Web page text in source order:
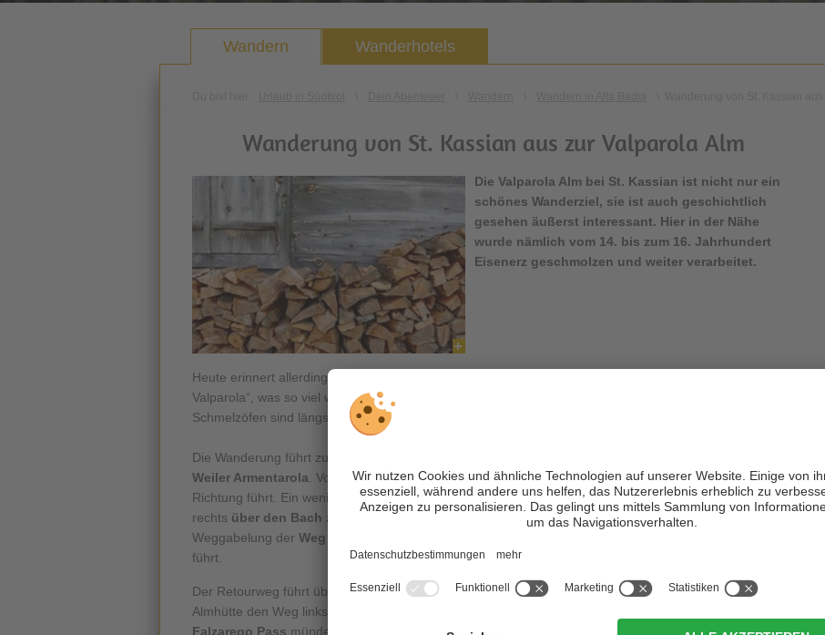
Wandern Wanderhotels
Wanderung von St. Kassian aus zur Valparola Alm
Die Valparola Alm bei St. Kassian ist nicht nur ein
schönes Wanderziel, sie ist auch geschichtlich
gesehen äußerst interessant. Hier in der Nähe
wurde nämlich vom 14. bis zum 16. Jahrhundert
Eisenerz geschmolzen und weiter verarbeitet.
Heute erinnert allerdings nur mehr der Name der
Valparola“, was so viel wie „Eisenöfen-Alm“ bedeutet, an die
Schmelzöfen sind längst zerfallen.
Die Wanderung führt zunächst von
Weiler Armentarola . Von dort nimmst Du dann den Weg Nr. 18, der Dich durch Wald in südöstlicher
Richtung führt. Ein wenig aufwärts geht es dann weiter zur querenden Asphaltstraße, diese folgend,
rechts über den Bach zum Hotel Gran Ancëi
. Der Weg führt dann weiter bis zum Waldrand, wo bei der
Weggabelung der Weg mit der Nr. 18
führt.
Der Retourweg führt über den Aufstiegsweg. Wer allerdings weiter wandern möchte, der nimmt von der
Almhütte den Weg links ansteigend, der, nach Überquerung des Baches, in die
Falzarego Pass mündet. Dort geht man dann noch etwa 600m die Straße entlang bis zum Wegweiser